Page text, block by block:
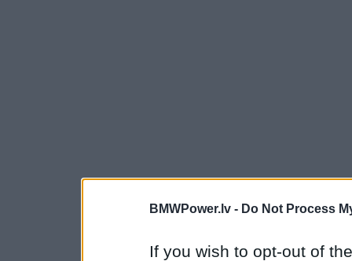
BMWPower.lv - Do Not Process
If you wish to opt-out of